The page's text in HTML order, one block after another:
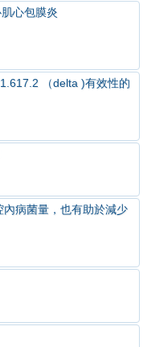
心包膜炎
（delta )有效性的
病菌量，也有助於減少